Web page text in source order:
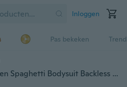
Inloggen
Pas bekeken
Kant Dames Nachthemden Spaghetti Bodysuit Backless Ondergoed V-hals Lingerie Nachtkleding Pyjama